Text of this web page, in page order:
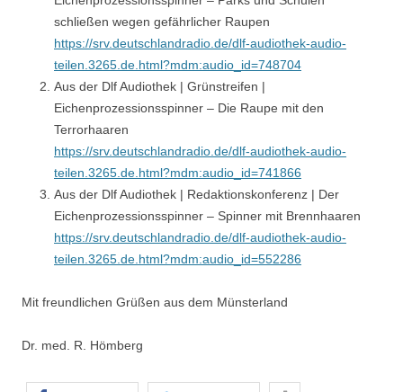
schließen wegen gefährlicher Raupen
https://srv.deutschlandradio.de/dlf-audiothek-audio-
teilen.3265.de.html?mdm:audio_id=748704
Aus der Dlf Audiothek | Grünstreifen |
Eichenprozessionsspinner – Die Raupe mit den
Terrorhaaren
https://srv.deutschlandradio.de/dlf-audiothek-audio-
teilen.3265.de.html?mdm:audio_id=741866
Aus der Dlf Audiothek | Redaktionskonferenz | Der
Eichenprozessionsspinner – Spinner mit Brennhaaren
https://srv.deutschlandradio.de/dlf-audiothek-audio-
teilen.3265.de.html?mdm:audio_id=552286
Mit freundlichen Grüßen aus dem Münsterland
Dr. med. R. Hömberg